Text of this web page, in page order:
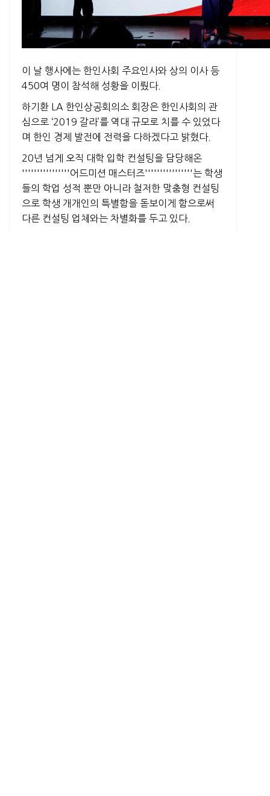
이 날 행사에는 한인사회 주요인사와 상의 이사 등
450여 명이 참석해 성황을 이뤘다.
하기환 LA 한인상공회의소 회장은 한인사회의 관
심으로 ‘2019 갈라’를 역대 규모로 치를 수 있었다
며 한인 경제 발전에 전력을 다하겠다고 밝혔다.
20년 넘게 오직 대학 입학 컨설팅을 담당해온
''''''''''''''''어드미션 매스터즈''''''''''''''''는 학생
들의 학업 성적 뿐만 아니라 철저한 맞춤형 컨설팅
으로 학생 개개인의 특별함을 돋보이게 함으로써
다른 컨설팅 업체와는 차별화를 두고 있다.